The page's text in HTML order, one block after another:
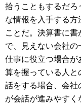
拾うこともするだろ
な情報を入手する方
ことだ。決算書に
で、見えない会社
仕事に役立つ場合が
算を握っている人と
話をする場合、会
が会話が進みやす